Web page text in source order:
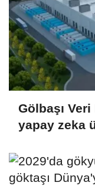
Gölbaşı
yapay zeka